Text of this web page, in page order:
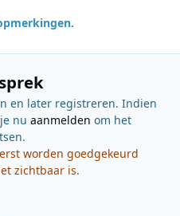
en later registreren. Indien
nu aanmelden om het
worden goedgekeurd
zichtbaar is.